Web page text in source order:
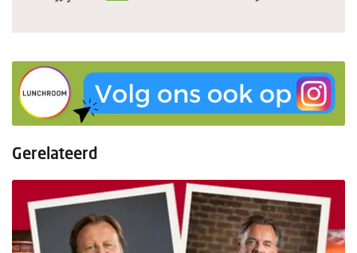
Gerelateerd